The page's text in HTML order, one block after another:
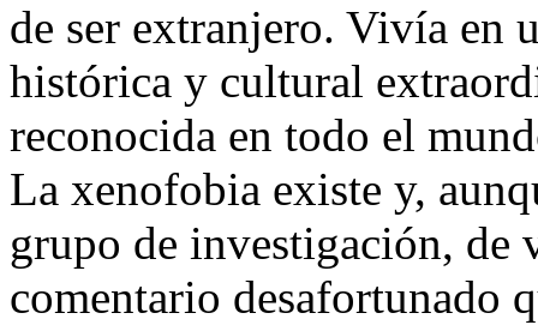
de ser extranjero. Vivía en
histórica y cultural
reconocida en todo el
La xenofobia existe y,
grupo de investigación, de
comentario desafortunado